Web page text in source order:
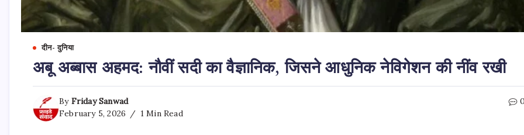
दीन- दुनिया
अबू अब्बास अहमद: नौवीं सदी का वैज्ञानिक, जिसने आधुनिक नेविगेशन की नींव रखी
By Friday Sanwad
February 5, 2026
1 Min Read